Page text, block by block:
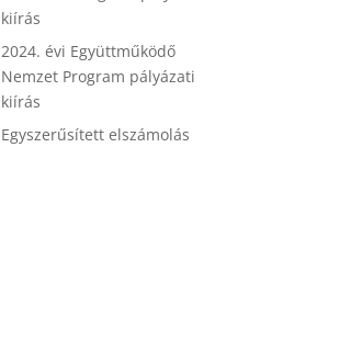
kiírás
2024. évi Együttműködő
Nemzet Program pályázati
kiírás
Egyszerűsített elszámolás